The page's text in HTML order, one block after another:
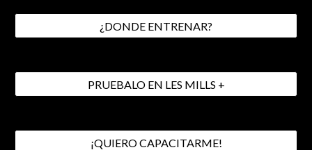
¿DONDE ENTRENAR?
PRUEBALO EN LES MILLS +
¡QUIERO CAPACITARME!